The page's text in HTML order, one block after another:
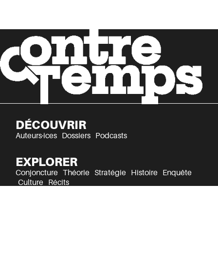
DÉCOUVRIR
Auteurs·ices Dossiers Podcasts
EXPLORER
Conjoncture Théorie Stratégie Histoire
Enquête
Culture
Récits